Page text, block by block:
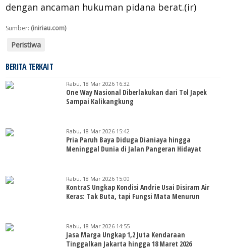
dengan ancaman hukuman pidana berat.(ir)
Sumber: (iniriau.com)
Peristiwa
BERITA TERKAIT
Rabu, 18 Mar 2026 16:32
One Way Nasional Diberlakukan dari Tol Japek
Sampai Kalikangkung
Rabu, 18 Mar 2026 15:42
Pria Paruh Baya Diduga Dianiaya hingga
Meninggal Dunia di Jalan Pangeran Hidayat
Rabu, 18 Mar 2026 15:00
KontraS Ungkap Kondisi Andrie Usai Disiram Air
Keras: Tak Buta, tapi Fungsi Mata Menurun
Rabu, 18 Mar 2026 14:55
Jasa Marga Ungkap 1,2 Juta Kendaraan
Tinggalkan Jakarta hingga 18 Maret 2026